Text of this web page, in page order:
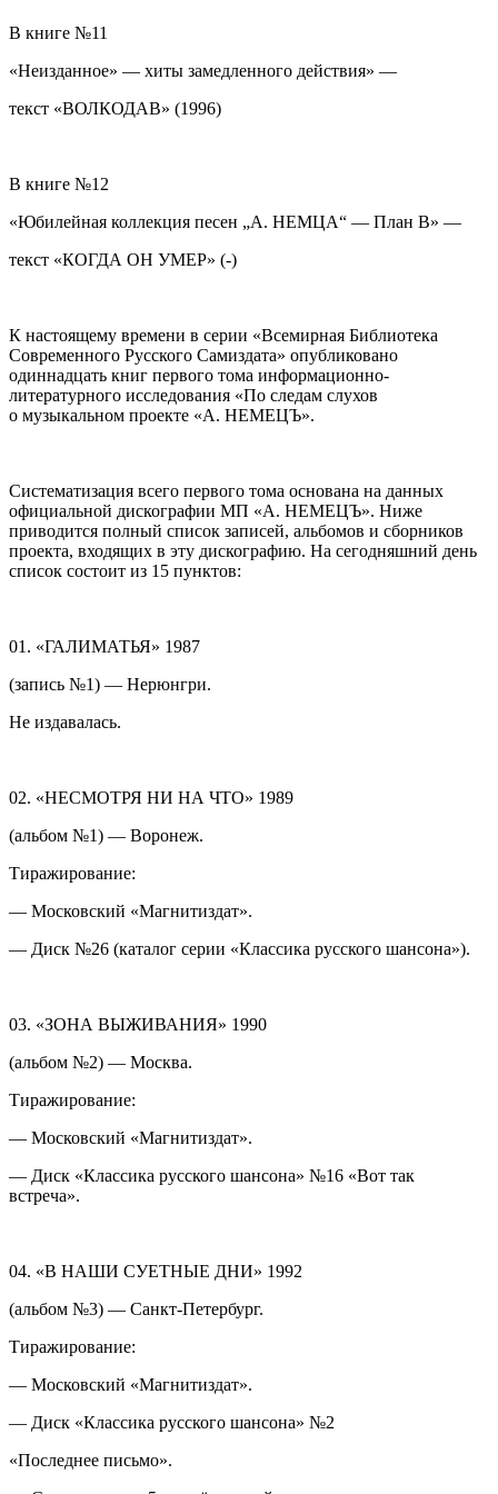
В книге №11
«Неизданное» — хиты замедленного действия» —
текст «ВОЛКОДАВ» (1996)
В книге №12
«Юбилейная коллекция песен „А. НЕМЦА“ — План В» —
текст «КОГДА ОН УМЕР» (-)
К настоящему времени в серии «Всемирная Библиотека
Современного Русского Самиздата» опубликовано
одиннадцать книг первого тома информационно-
литературного исследования «По следам слухов
о музыкальном проекте «А. НЕМЕЦЪ».
Систематизация всего первого тома основана на данных
официальной дискографии МП «А. НЕМЕЦЪ». Ниже
приводится полный список записей, альбомов и сборников
проекта, входящих в эту дискографию. На сегодняшний день
список состоит из 15 пунктов:
01. «ГАЛИМАТЬЯ» 1987
(запись №1) — Нерюнгри.
Не издавалась.
02. «НЕСМОТРЯ НИ НА ЧТО» 1989
(альбом №1) — Воронеж.
Тиражирование:
— Московский «Магнитиздат».
— Диск №26 (каталог серии «Классика русского шансона»).
03. «ЗОНА ВЫЖИВАНИЯ» 1990
(альбом №2) — Москва.
Тиражирование:
— Московский «Магнитиздат».
— Диск «Классика русского шансона» №16 «Вот так
встреча».
04. «В НАШИ СУЕТНЫЕ ДНИ» 1992
(альбом №3) — Санкт-Петербург.
Тиражирование:
— Московский «Магнитиздат».
— Диск «Классика русского шансона» №2
«Последнее письмо».